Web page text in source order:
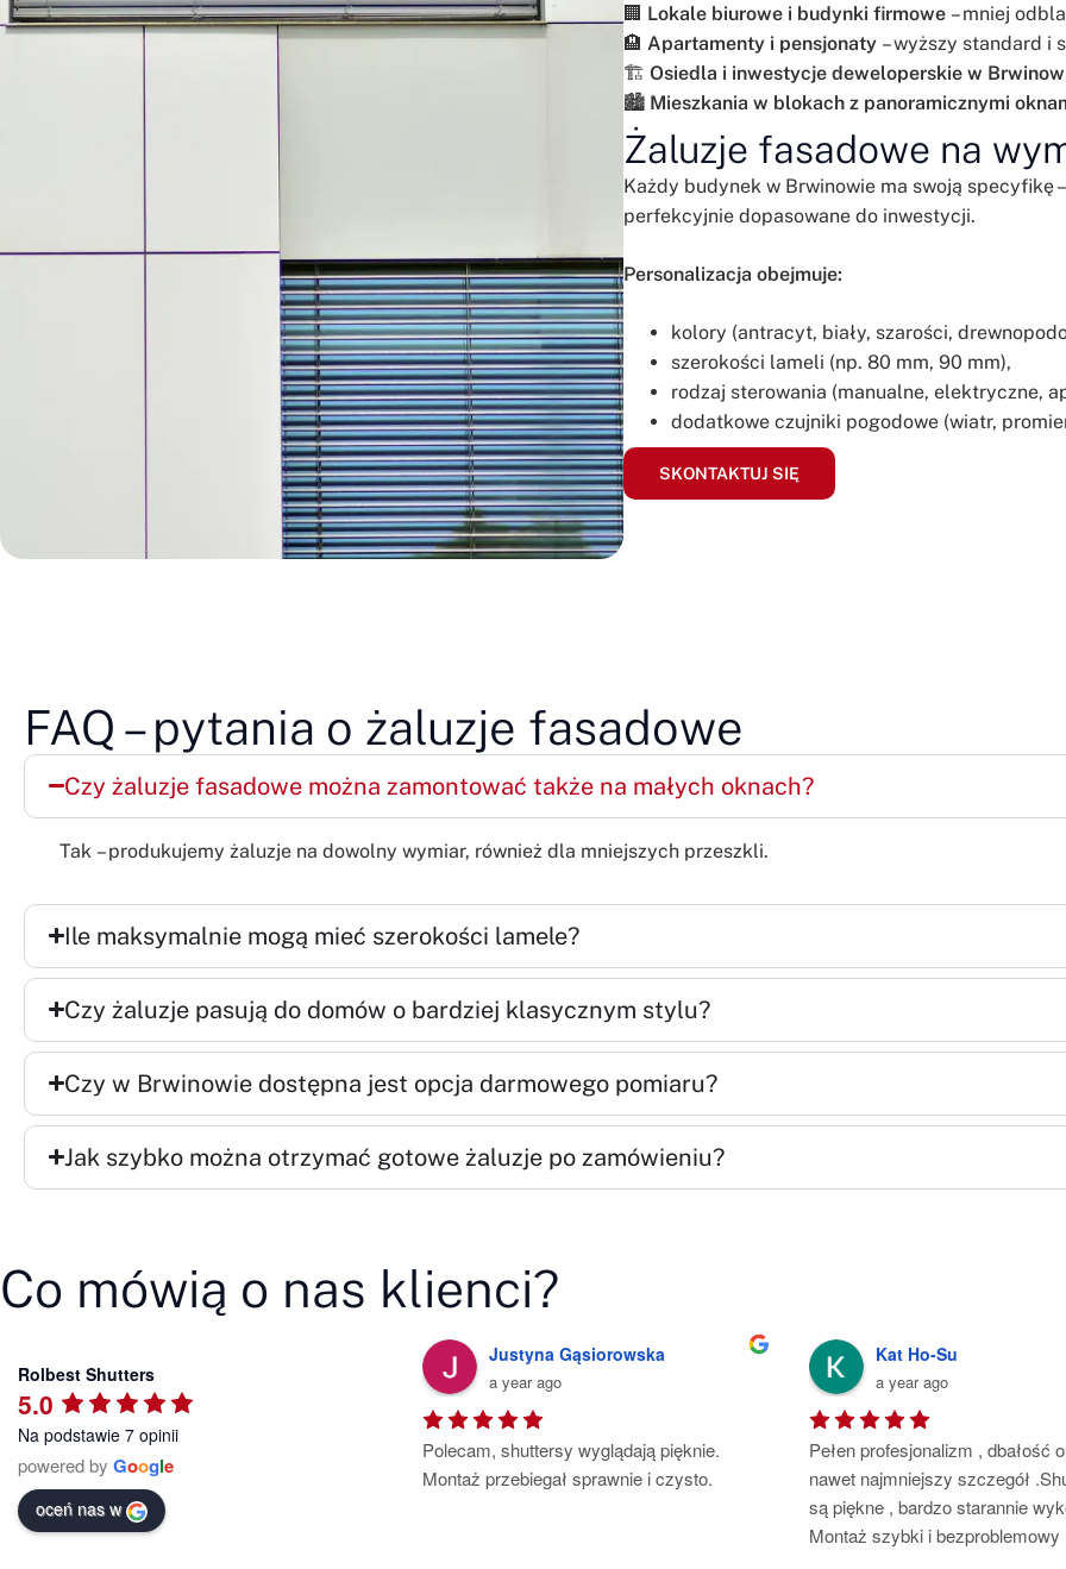
🏢 Lokale biurowe i budynki firmowe – mniej
🏨Apartamenty i pensjonaty – wyższy standard i
🏗️Osiedla i inwestycje deweloperskie w
🏙️ Mieszkania w blokach z panoramicznymi
Żaluzje fasadowe na
Każdy budynek w Brwinowie ma swoją specyfikę
perfekcyjnie dopasowane do inwestycji.
Personalizacja obejmuje:
kolory (antracyt, biały, szarości,
szerokości lameli (np. 80 mm, 90 mm),
rodzaj sterowania (manualne, elektryczne,
dodatkowe czujniki pogodowe (wiatr,
SKONTAKTUJ SIĘ
FAQ – pytania o żaluzje fasadowe
Czy żaluzje fasadowe można zamontować także na małych oknach?
Tak – produkujemy żaluzje na dowolny wymiar, również dla mniejszych przeszkli.
Ile maksymalnie mogą mieć szerokości lamele?
Czy żaluzje pasują do domów o bardziej klasycznym stylu?
Czy w Brwinowie dostępna jest opcja darmowego pomiaru?
Jak szybko można otrzymać gotowe żaluzje po zamówieniu?
Co mówią o nas klienci?
Rolbest Shutters
5.0
Na podstawie 7 opinii
powered by Google
oceń nas w
a year ago
Współpraca z nimi to czysta przyjemność
🙂
Roman Płatnerz
2 years ago
Żaluzje aluminiowe 50mm oraz moskitiery
wykonano oraz zamontowano z wielką
Jarek
5 years ago
Polecam firmę p. Roberta,
przeprowadzony z dużą
starannością i wielkim
Bardzo dziękuję i polecam.